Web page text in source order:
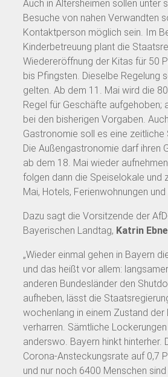
Auch in Altersheimen sollen unter
Besuche von nahen Verwandten
Kontaktperson möglich sein. Im
Kinderbetreuung plant die
Wiedereröffnung der Kitas für 50
bis Pfingsten. Dieselbe Regelung
gelten. Ab dem 11. Mai wird die
Regel für Geschäfte aufgehoben;
bei den bisherigen Vorgaben.
Gastronomie soll es eine zeitliche
Die Außengastronomie darf ihren
ab dem 18. Mai wieder
folgen dann die Speiselokale und
Mai, Hotels, Ferienwohnungen und
Dazu sagt die Vorsitzende der
Bayerischen Landtag, Katrin
„Wieder einmal gehen in Bayern
und das heißt vor allem:
anderen Bundesländer den
aufheben, lässt die
wochenlang in einem Zustand der
verharren. Sämtliche
anderswo. Bayern hinkt hinterher.
Corona-Ansteckungsrate auf 0,7
und nur noch 6400 Menschen